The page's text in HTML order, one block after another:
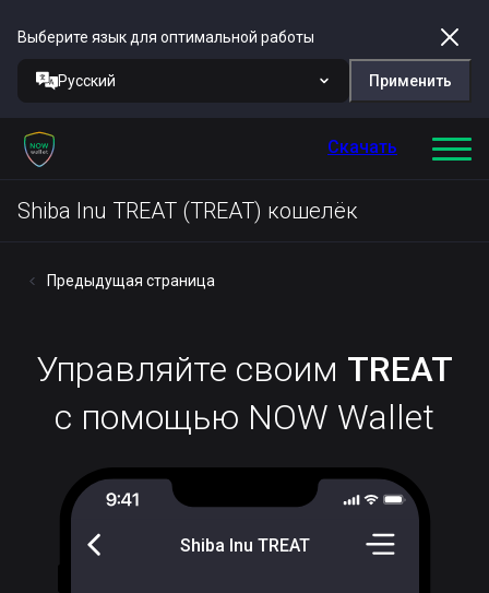
Выберите язык для оптимальной работы
Русский Применить
Скачать
Shiba Inu TREAT (TREAT) кошелёк
Предыдущая страница
Управляйте своим TREAT
с помощью NOW Wallet
Shiba Inu TREAT